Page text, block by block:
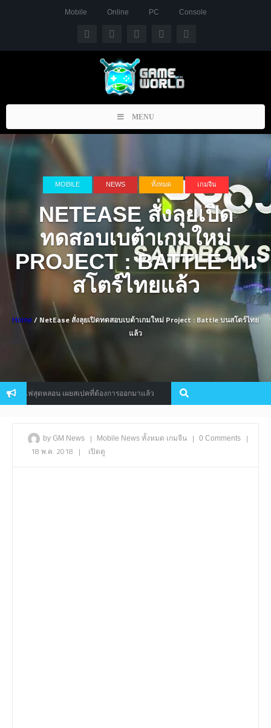
Mobile Online PC Console
Toggle
navigation
MENU
MOBILE NEWS ทั้งหมด เกมจีน
NETEASE สั่งลุยเปิด
ทดสอบเบต้าเกมใหม่
PROJECT : BATTLE บน
สโตร์ไทยแล้ว
Home / NetEase สั่งลุยเปิดทดสอบเบต้าเกมใหม่ Project : Battle บนสโตร์ไทย
แล้ว
ฟสุดหลอน เผยสเปคที่ต้องการออกมาแล้ว Console
by GM News | Mobile News ทั้งหมด เกมจีน | 0 Comments
|
18 พ.ค. 2018 | เปิดดู